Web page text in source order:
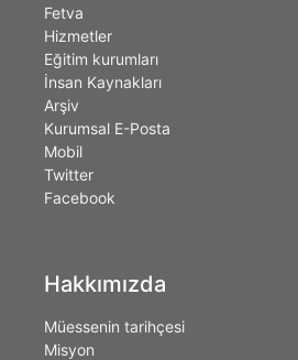
Fetva
Hizmetler
Eğitim kurumları
İnsan Kaynakları
Arşiv
Kurumsal E-Posta
Mobil
Twitter
Facebook
Hakkımızda
Müessenin tarihçesi
Misyon